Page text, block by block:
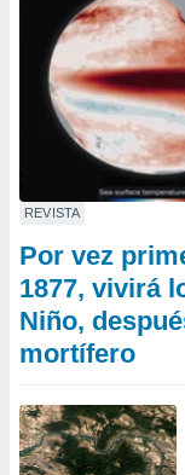
REVISTA
Por vez
1877, vivirá
Niño,
mortífero